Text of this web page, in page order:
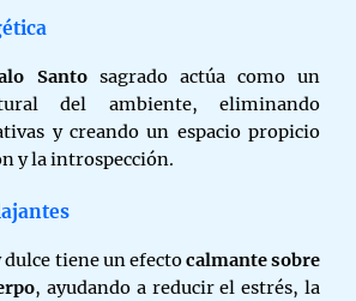
Santosagrado actúa como un
del ambiente, eliminando
y creando un espacio propicio
y la introspección.
dulce tiene un efectocalmante sobre
, ayudando a reducir el estrés, la